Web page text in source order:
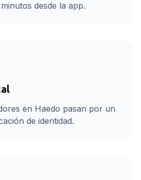
desde la app.
en Haedo pasan por un
de identidad.